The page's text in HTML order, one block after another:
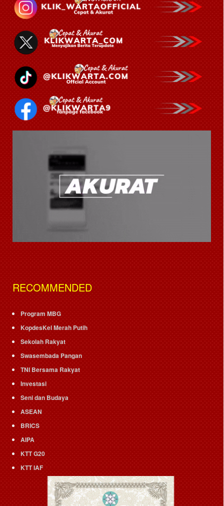
RECOMMENDED
Program MBG
KopdesKel Merah Putih
Sekolah Rakyat
Swasembada Pangan
TNI Bersama Rakyat
Investasi
Seni dan Budaya
ASEAN
BRICS
AIPA
KTT G20
KTT IAF